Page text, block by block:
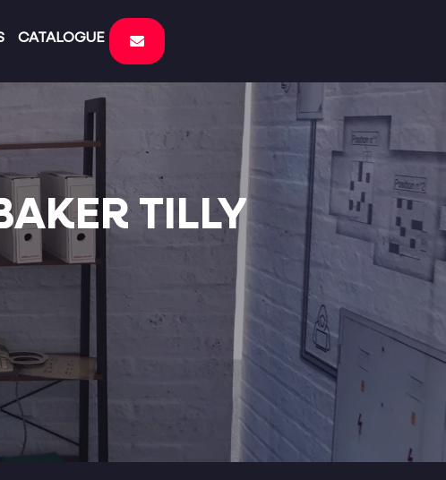
CATALOGUE
TILLY